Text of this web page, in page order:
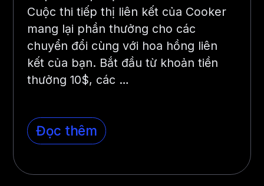
Cuộc thi tiếp thị liên kết của Cooker
mang lại phần thưởng cho các
chuyển đổi cùng với hoa hồng liên
kết của bạn. Bắt đầu từ khoản tiền
thưởng 10$, các …
Đọc thêm